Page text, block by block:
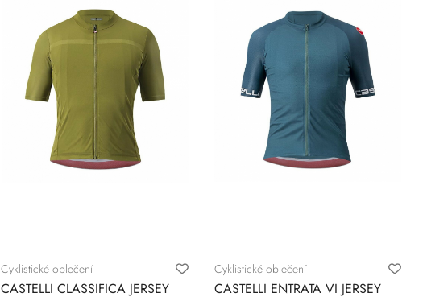
Cyklistické oblečení
CASTELLI CLASSIFICA JERSEY
Cyklistické oblečení
CASTELLI ENTRATA VI JERSEY